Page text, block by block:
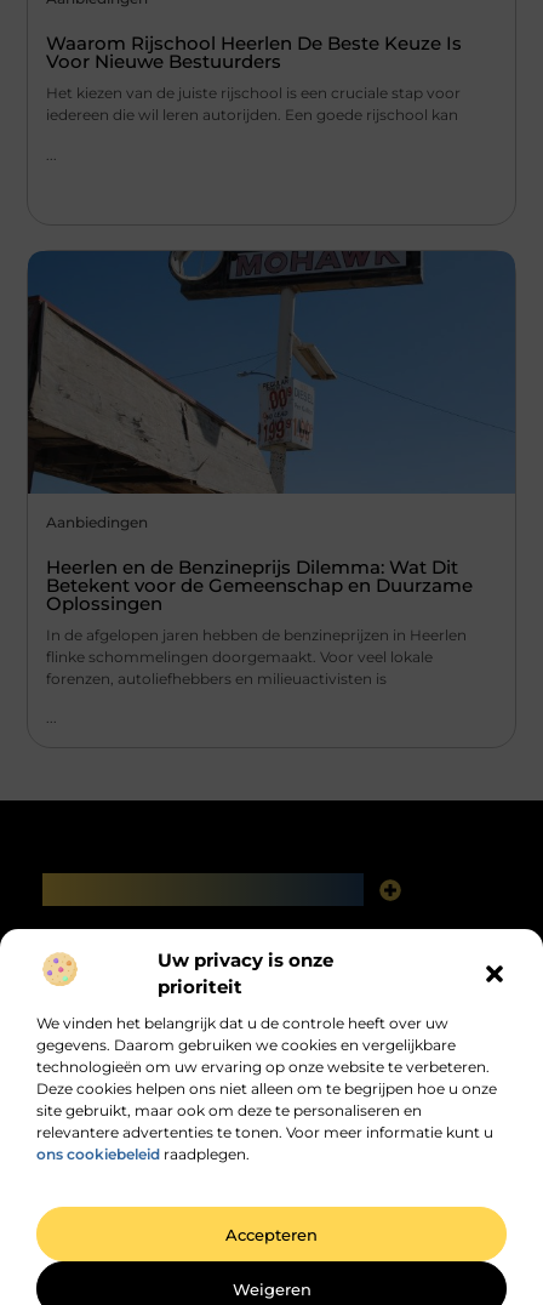
Uw privacy is onze
prioriteit
We vinden het belangrijk dat u de controle heeft over uw
gegevens. Daarom gebruiken we cookies en vergelijkbare
technologieën om uw ervaring op onze website te verbeteren.
Deze cookies helpen ons niet alleen om te begrijpen hoe u onze
site gebruikt, maar ook om deze te personaliseren en
relevantere advertenties te tonen. Voor meer informatie kunt u
ons cookiebeleid raadplegen.
Accepteren
Weigeren
Waarom Rijschool Heerlen De Beste Keuze Is
Voor Nieuwe Bestuurders
Het kiezen van de juiste rijschool is een cruciale stap voor
iedereen die wil leren autorijden. Een goede rijschool kan
Aanbiedingen
Heerlen en de Benzineprijs Dilemma: Wat Dit
Betekent voor de Gemeenschap en Duurzame
Oplossingen
In de afgelopen jaren hebben de benzineprijzen in Heerlen
flinke schommelingen doorgemaakt. Voor veel lokale
forenzen, autoliefhebbers en milieuactivisten is
...
Jouw dagelijkse bron van inspiratie en
dagelijks verder helpen.
@2025 All Right Reserved. Design by